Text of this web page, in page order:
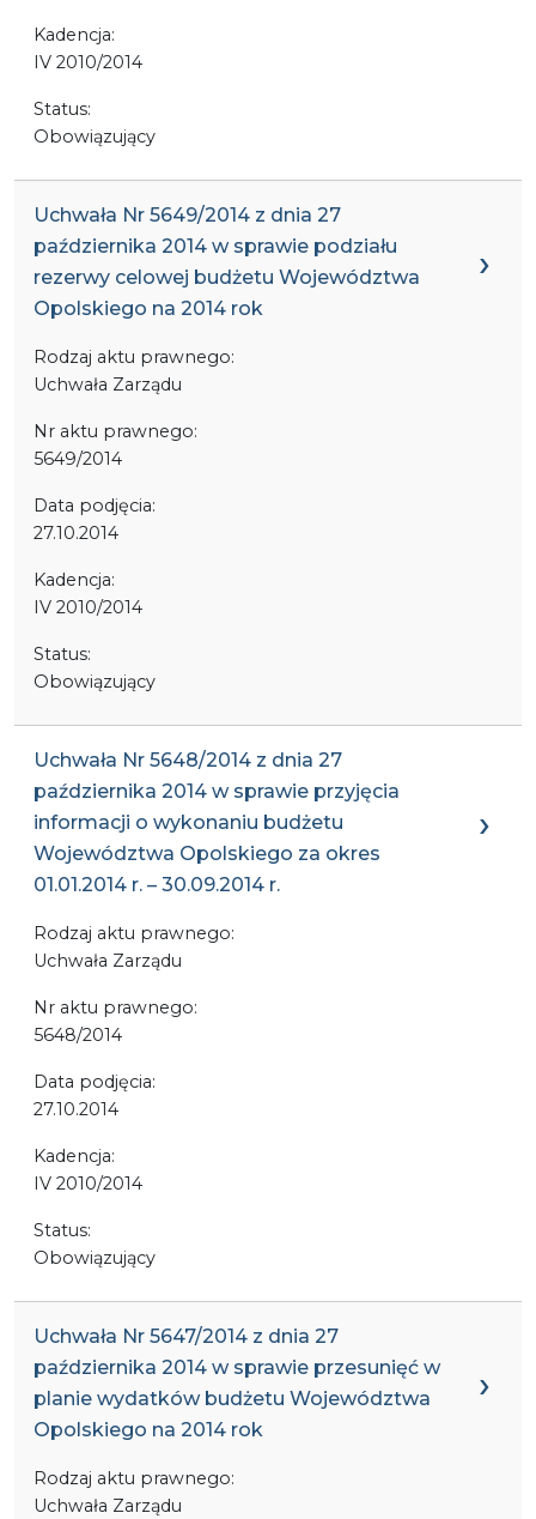
Kadencja:
IV 2010/2014
Status:
Obowiązujący
Uchwała Nr 5649/2014 z dnia 27
października 2014 w sprawie podziału
rezerwy celowej budżetu Województwa
Opolskiego na 2014 rok
Rodzaj aktu prawnego:
Uchwała Zarządu
Nr aktu prawnego:
5649/2014
Data podjęcia:
27.10.2014
Kadencja:
IV 2010/2014
Status:
Obowiązujący
Uchwała Nr 5648/2014 z dnia 27
października 2014 w sprawie przyjęcia
informacji o wykonaniu budżetu
Województwa Opolskiego za okres
01.01.2014 r. – 30.09.2014 r.
Rodzaj aktu prawnego:
Uchwała Zarządu
Nr aktu prawnego:
5648/2014
Data podjęcia:
27.10.2014
Kadencja:
IV 2010/2014
Status:
Obowiązujący
Uchwała Nr 5647/2014 z dnia 27
października 2014 w sprawie przesunięć w
planie wydatków budżetu Województwa
Opolskiego na 2014 rok
Rodzaj aktu prawnego:
Uchwała Zarządu